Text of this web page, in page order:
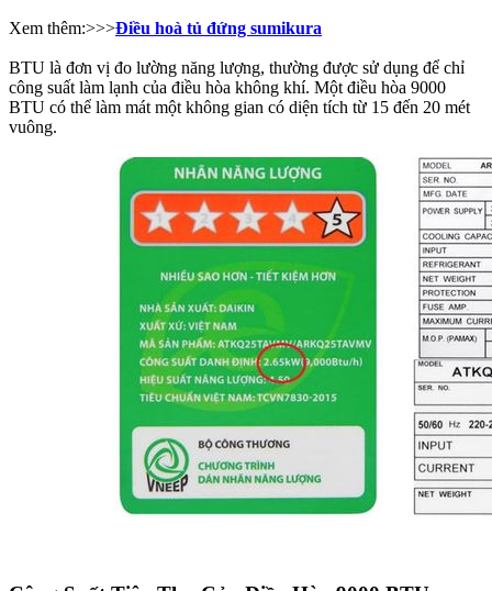
Xem thêm:>>>Điều hoà tủ đứng sumikura
BTU là đơn vị đo lường năng lượng, thường được sử dụng để chỉ
công suất làm lạnh của điều hòa không khí. Một điều hòa 9000
BTU có thể làm mát một không gian có diện tích từ 15 đến 20 mét
vuông.